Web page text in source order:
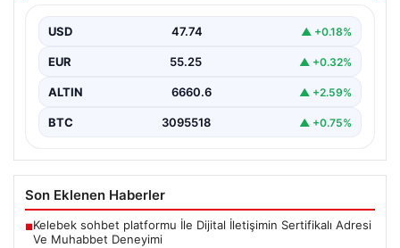
USD 47.74 ▲ +0.18%
EUR 55.25 ▲ +0.32%
ALTIN 6660.6 ▲ +2.59%
BTC 3095518 ▲ +0.75%
Son Eklenen Haberler
■Kelebek sohbet platformu İle Dijital İletişimin Sertifikalı Adresi
Ve Muhabbet Deneyimi